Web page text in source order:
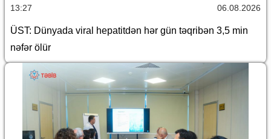
13:27 06.08.2026
ÜST: Dünyada viral hepatitdən hər gün təqribən 3,5 min
nəfər ölür